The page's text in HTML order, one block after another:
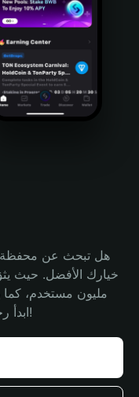
هل تبحث عن محفظة
على محفظة Bitget Wallet. ابدأ رحلتك الآن!